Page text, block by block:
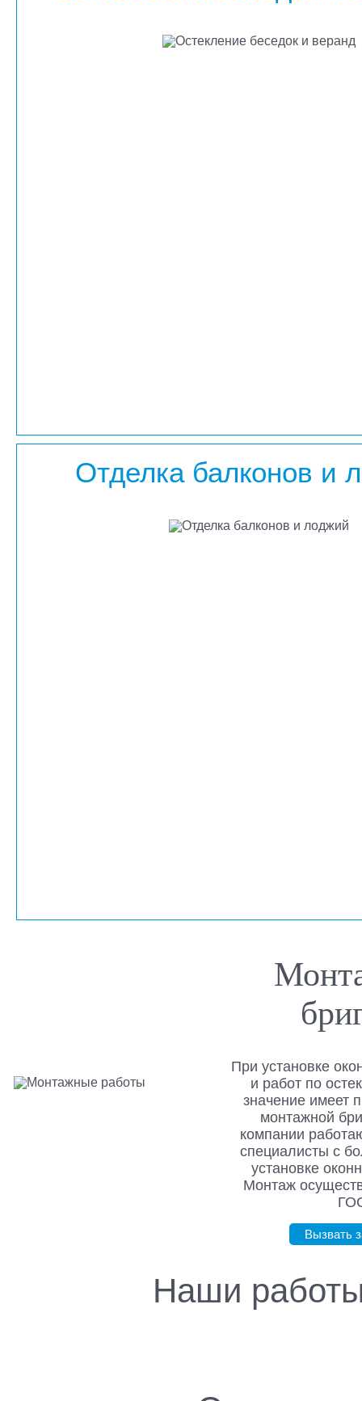
Отделка балконов и
При установке
и работ по
значение имеет
монтажной
компании
специалисты с
установке
Монтаж
Вызвать
Наши